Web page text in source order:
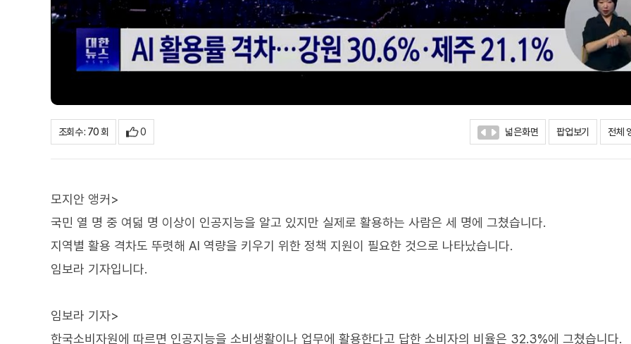
조회수 : 70 회 0 넓은화면 팝업보기 전체
모지안 앵커>
국민 열 명 중 여덟 명 이상이 인공지능을 알고 있지만 실제로 활용하는 사람은 세 명에 그쳤습니다.
지역별 활용 격차도 뚜렷해 AI 역량을 키우기 위한 정책 지원이 필요한 것으로 나타났습니다.
임보라 기자입니다.
임보라 기자>
한국소비자원에 따르면 인공지능을 소비생활이나 업무에 활용한다고 답한 소비자의 비율은 32.3%에 그쳤습니다.